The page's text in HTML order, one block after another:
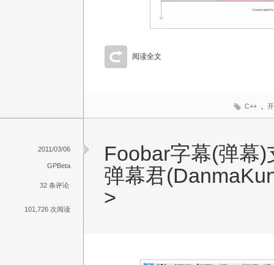
阅读全文
C++
Foobar字幕(弹幕)
弹幕君
>
2011/03/06
GPBeta
32 条评论
101,726 次阅读